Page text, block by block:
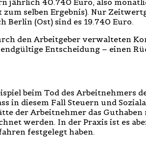
jährlich 40.740 Euro, also
selben Ergebnis). Nur
Berlin (Ost) sind es 19.740 Euro.
den Arbeitgeber verwalteten
Entscheidung – einen
beim Tod des Arbeitnehmers
in diesem Fall Steuern und
der Arbeitnehmer das
werden. In der Praxis ist es
festgelegt haben.